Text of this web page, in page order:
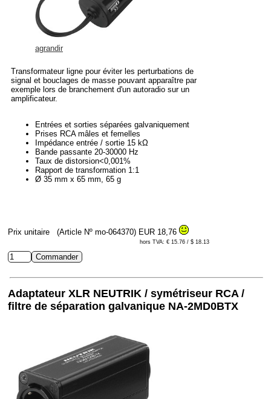
agrandir
Transformateur ligne pour éviter les perturbations de
signal et bouclages de masse pouvant apparaître par
exemple lors de branchement d'un autoradio sur un
amplificateur.
Entrées et sorties séparées galvaniquement
Prises RCA mâles et femelles
Impédance entrée / sortie 15 kΩ
Bande passante 20-30000 Hz
Taux de distorsion<0,001%
Rapport de transformation 1:1
Ø 35 mm x 65 mm, 65 g
Prix unitaire (Article Nº mo-064370) EUR 18,76
hors TVA: € 15.76 / $ 18.13
Adaptateur XLR NEUTRIK / symétriseur RCA /
filtre de séparation galvanique NA-2MD0BTX